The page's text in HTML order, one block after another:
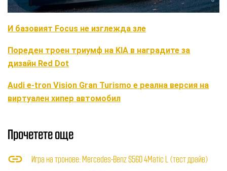
И базовият Focus не изглежда зле
Пореден троен триумф на KIA в наградите за
дизайн Red Dot
Audi e-tron Vision Gran Turismo е реална версия на
виртуален хипер автомобил
Прочетете още
Игра на тронове: Mercedes-Benz S560 4Matic L (тест драйв)